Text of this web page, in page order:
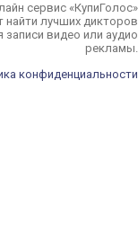
сервис «КупиГолос»
найти лучших дикторов
записи видео или аудио
рекламы.
конфиденциальности